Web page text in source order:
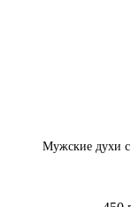
Мужские духи с